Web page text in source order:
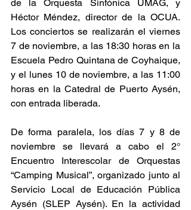
de la Orquesta Sinfónica UMAG, y
Héctor Méndez, director de la OCUA.
Los conciertos se realizarán el viernes
7 de noviembre, a las 18:30 horas en la
Escuela Pedro Quintana de Coyhaique,
y el lunes 10 de noviembre, a las 11:00
horas en la Catedral de Puerto Aysén,
con entrada liberada.
De forma paralela, los días 7 y 8 de
noviembre se llevará a cabo el 2°
Encuentro Interescolar de Orquestas
“Camping Musical”, organizado junto al
Servicio Local de Educación Pública
Aysén (SLEP Aysén). En la actividad